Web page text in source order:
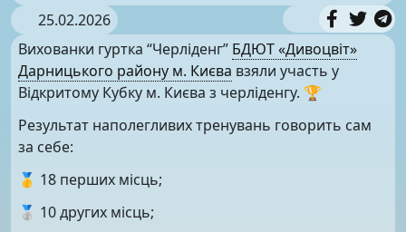
25.02.2026
Вихованки гуртка “Черліденг” БДЮТ «Дивоцвіт»
Дарницького району м. Києва взяли участь у
Відкритому Кубку м. Києва з черліденгу. 🏆
Результат наполегливих тренувань говорить сам
за себе:
🥇 18 перших місць;
🥈 10 других місць;